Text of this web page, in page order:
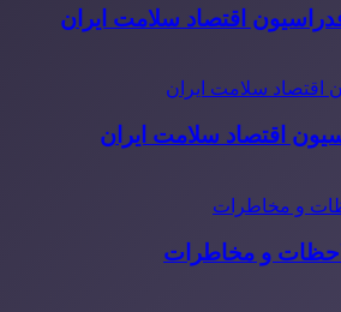
اقتصاد سلامت ایران
و مخاطرات